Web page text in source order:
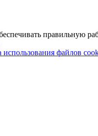
правильную
использования файлов